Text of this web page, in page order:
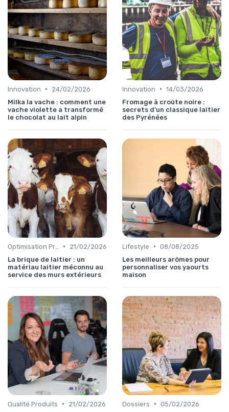
Innovation •
24/02/2026
Milka la vache : comment une
vache violette a transformé
le chocolat au lait alpin
Innovation • 14/03/2026
Fromage à croûte noire :
secrets d’un classique laitier
des Pyrénées
•
21/02/2026
La brique de laitier : un
matériau laitier méconnu au
service des murs extérieurs
Lifestyle • 08/08/2025
Les meilleurs arômes pour
personnaliser vos yaourts
maison
Qualité Produits •
21/02/2026
Dossiers • 05/02/2026